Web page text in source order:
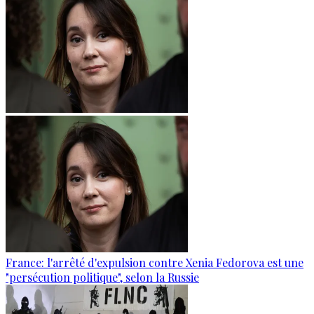
France: l'arrêté d'expulsion contre Xenia Fedorova est une
"persécution politique", selon la Russie